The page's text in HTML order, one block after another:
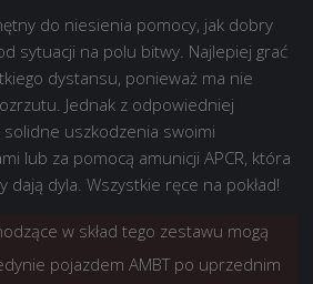
dla XM66F
do wolnych PD i PD załogi zdobytych w
kredytów zdobywanych w bitwie na 1
dżinks
PD dla XM66F
wolnych PD i PD załogi zdobytych w
do doświadczenia zdobywanego w
do niesienia pomocy, jak dobry
sytuacji na polu bitwy. Najlepiej grać
dystansu, ponieważ ma nie
Jednak z odpowiedniej
solidne uszkodzenia swoimi
lub za pomocą amunicji APCR, która
dają dyla. Wszystkie ręce na pokład!
w skład tego zestawu mogą
pojazdem AMBT po uprzednim